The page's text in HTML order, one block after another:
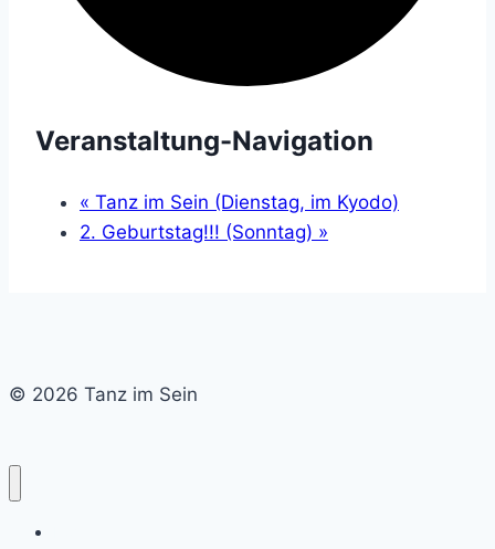
Veranstaltung-Navigation
« Tanz im Sein (Dienstag, im Kyodo)
2. Geburtstag!!! (Sonntag) »
© 2026 Tanz im Sein